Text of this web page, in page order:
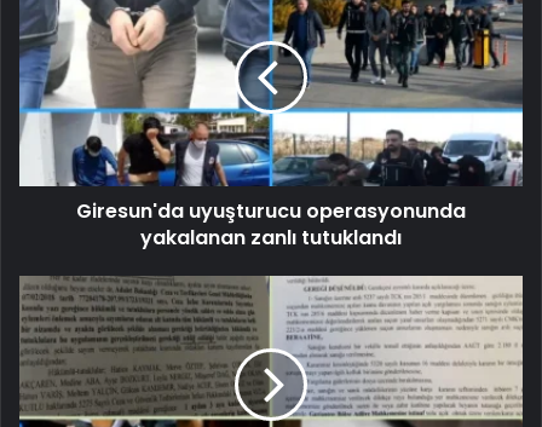
Giresun'da uyuşturucu operasyonunda
yakalanan zanlı tutuklandı